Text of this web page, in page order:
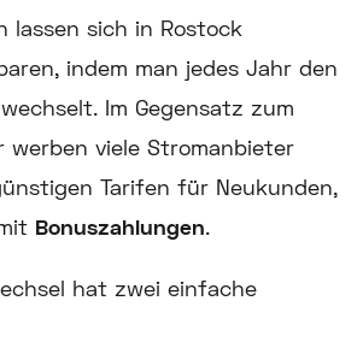
lassen sich in Rostock
indem man jedes Jahr den
Im Gegensatz zum
werben viele Stromanbieter
Tarifen für Neukunden,
Bonuszahlungen.
hat zwei einfache